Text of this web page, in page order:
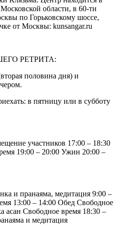
области, в 60-ти
по Горьковскому шоссе,
от Москвы: kunsangar.ru
РЕТРИТА:
половина дня) и
в пятницу или в субботу
участников 17:00 – 18:30
19:00 – 20:00 Ужин 20:00 –
и пранаяма, медитация 9:00 –
13:00 – 14:00 Обед Свободное
асан Свободное время 18:30 –
и медитация